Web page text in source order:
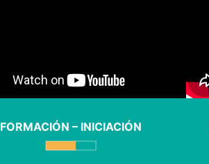
FORMACIÓN – INICIACIÓN